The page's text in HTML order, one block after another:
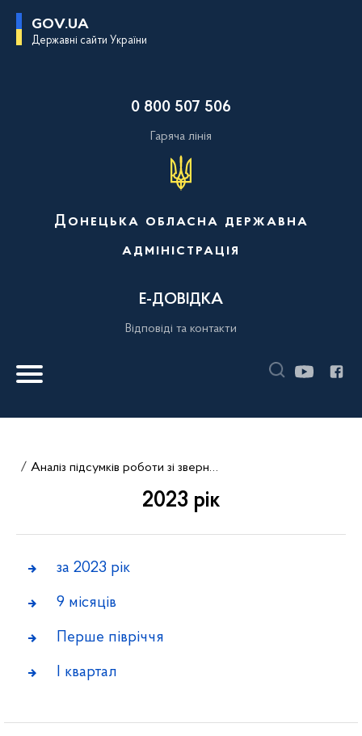
GOV.UA
Державні сайти України
0 800 507 506
Гаряча лінія
Донецька обласна державна
адміністрація
Е-ДОВІДКА
Відповіді та контакти
Аналіз підсумків роботи зі зверненнями громадян
2023 рік
за 2023 рік
9 місяців
Перше півріччя
I квартал